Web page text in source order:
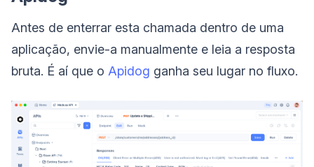
Antes de enterrar esta chamada dentro de uma
aplicação, envie-a manualmente e leia a resposta
bruta. É aí que o Apidog ganha seu lugar no fluxo.